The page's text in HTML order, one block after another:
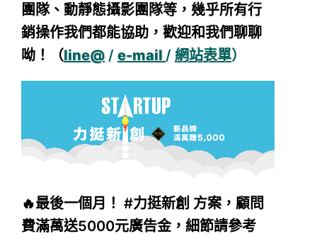
團隊、動靜態攝影團隊等，幾乎所有行
銷操作我們都能協助，歡迎和我們聊聊
呦！（line@ / e-mail / 網站表單）
🔥最後一個月！ #力挺新創 方案，顧問
費滿萬送5000元廣告金，細節請參考